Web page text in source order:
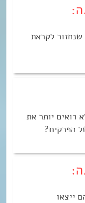
לקראת
רואים יותר את
הפרקים?
ייצאו